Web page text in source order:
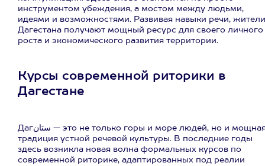
инструментом убеждения, а мостом между людьми,
идеями и возможностями. Развивая навыки речи, жители
Дагестана получают мощный ресурс для своего личного
роста и экономического развития территории.
Курсы современной риторики в
Дагестане
Дагستان — это не только горы и море людей, но и мощная
традиция устной речевой культуры. В последние годы
здесь возникла новая волна формальных курсов по
современной риторике, адаптированных под реалии